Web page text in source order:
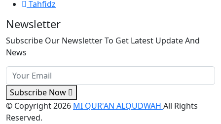
Tahfidz
Newsletter
Subscribe Our Newsletter To Get Latest Update And
News
Subscribe Now
© Copyright2026 MI QUR'AN ALQUDWAH All Rights
Reserved.